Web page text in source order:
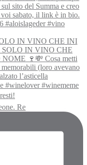
IN VINO CHE INI
Re